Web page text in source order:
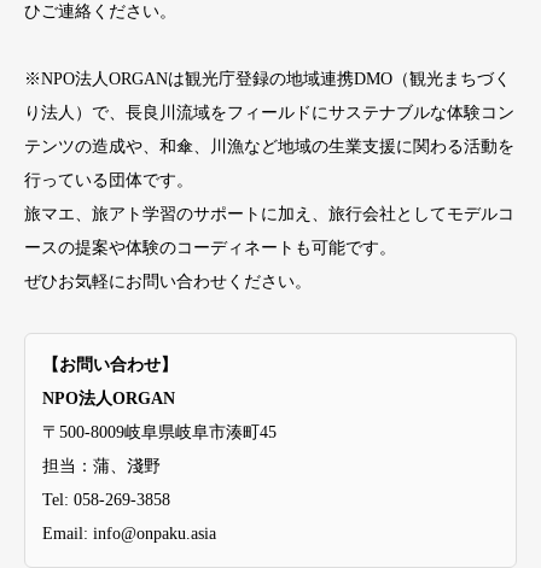
ひご連絡ください。
※NPO法人ORGANは観光庁登録の地域連携DMO（観光まちづく
り法人）で、長良川流域をフィールドにサステナブルな体験コン
テンツの造成や、和傘、川漁など地域の生業支援に関わる活動を
行っている団体です。
旅マエ、旅アト学習のサポートに加え、旅行会社としてモデルコ
ースの提案や体験のコーディネートも可能です。
ぜひお気軽にお問い合わせください。
【お問い合わせ】
NPO法人ORGAN
〒500-8009岐阜県岐阜市湊町45
担当：蒲、淺野
Tel: 058-269-3858
Email: info@onpaku.asia